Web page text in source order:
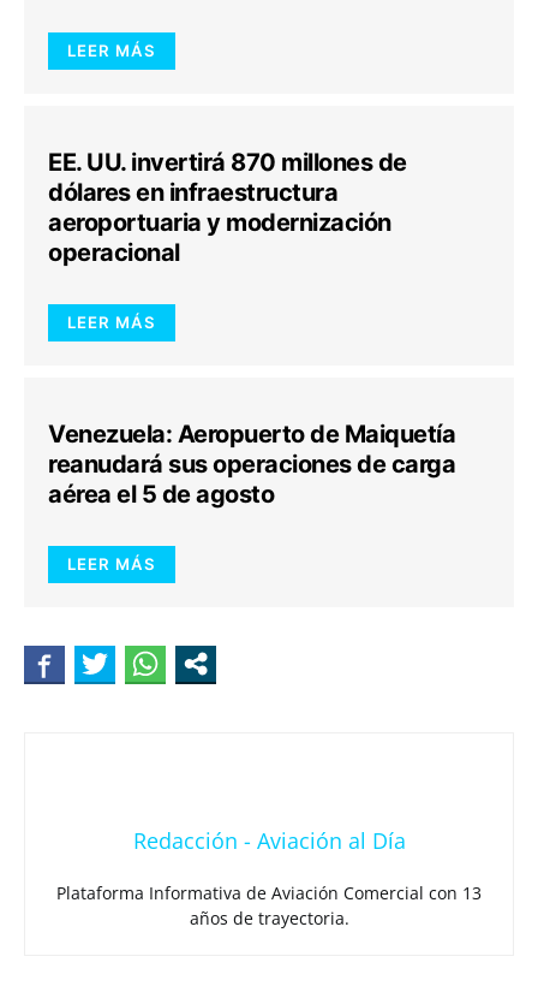
LEER MÁS
EE. UU. invertirá 870 millones de
dólares en infraestructura
aeroportuaria y modernización
operacional
LEER MÁS
Venezuela: Aeropuerto de Maiquetía
reanudará sus operaciones de carga
aérea el 5 de agosto
LEER MÁS
Redacción - Aviación al Día
Plataforma Informativa de Aviación Comercial con 13
años de trayectoria.